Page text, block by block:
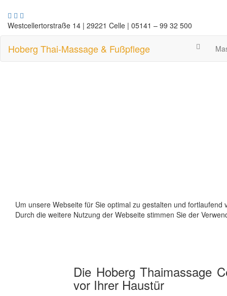
Westcellertorstraße 14 | 29221 Celle | 05141 – 99 32 500
Hoberg Thai-Massage & Fußpflege
Um unsere Webseite für Sie optimal zu gestalten und
Durch die weitere Nutzung der Webseite stimmen Sie der
Die Hoberg Thaimassage
vor Ihrer Haustür